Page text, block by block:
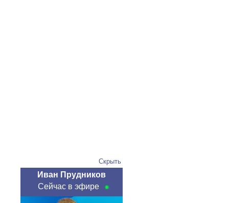
Скрыть
Иван Прудников
Сейчас в эфире